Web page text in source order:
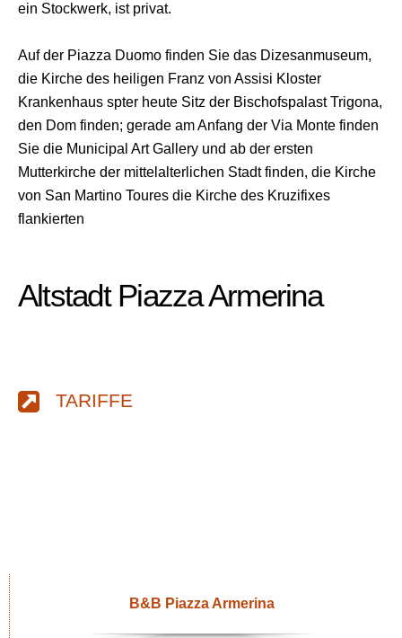
ein Stockwerk, ist privat.
Auf der Piazza Duomo finden Sie das Dizesanmuseum,
die Kirche des heiligen Franz von Assisi Kloster
Krankenhaus spter heute Sitz der Bischofspalast Trigona,
den Dom finden; gerade am Anfang der Via Monte finden
Sie die Municipal Art Gallery und ab der ersten
Mutterkirche der mittelalterlichen Stadt finden, die Kirche
von San Martino Toures die Kirche des Kruzifixes
flankierten
Altstadt Piazza Armerina
TARIFFE
B&B Piazza Armerina